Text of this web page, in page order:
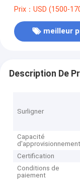
Prix：USD (1500-
meilleur
Description De
Surligner
Capacité
d'approvisionnement
Certification
Conditions de
paiement